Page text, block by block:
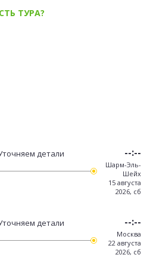
ТУРА?
детали --:--
Шарм-Эль-
Шейх
15 августа
2026, сб
детали --:--
Москва
22 августа
2026, сб